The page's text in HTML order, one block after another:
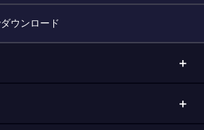
ウンロード